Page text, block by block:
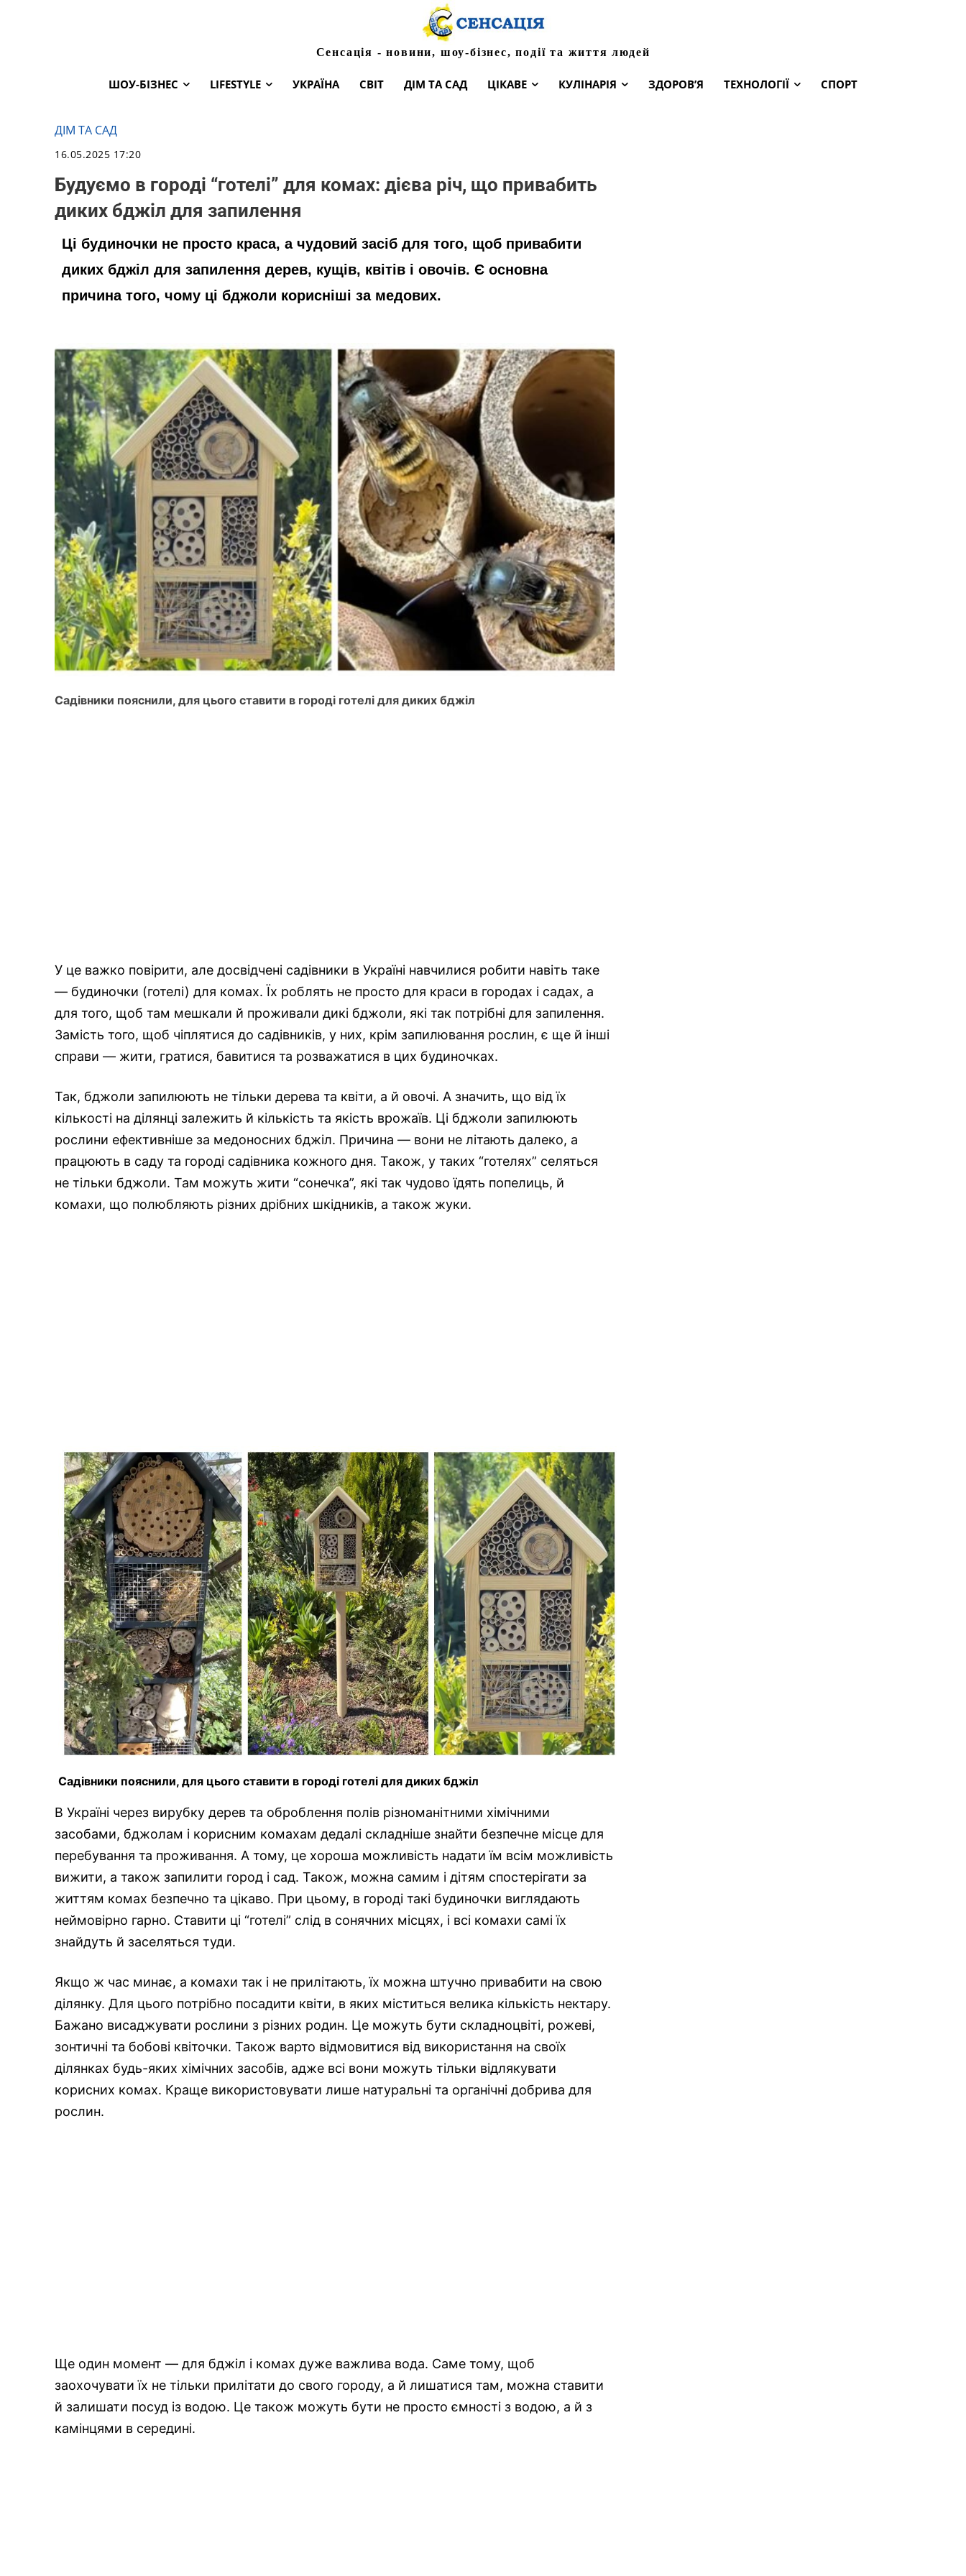
Сенсація - новини, шоу-бізнес, події та життя людей
ШОУ-БІЗНЕС LIFESTYLE УКРАЇНА СВІТ ДІМ ТА САД ЦІКАВЕ КУЛІНАРІЯ ЗДОРОВ’Я ТЕХНОЛОГІЇ СПОРТ
ДІМ ТА САД
16.05.2025 17:20
Будуємо в городі “готелі” для комах: дієва річ, що привабить
диких бджіл для запилення
Ці будиночки не просто краса, а чудовий засіб для того, щоб привабити
диких бджіл для запилення дерев, кущів, квітів і овочів. Є основна
причина того, чому ці бджоли корисніші за медових.
Садівники пояснили, для цього ставити в городі готелі для диких бджіл
У це важко повірити, але досвідчені садівники в Україні навчилися робити навіть таке
— будиночки (готелі) для комах. Їх роблять не просто для краси в городах і садах, а
для того, щоб там мешкали й проживали дикі бджоли, які так потрібні для запилення.
Замість того, щоб чіплятися до садівників, у них, крім запилювання рослин, є ще й інші
справи — жити, гратися, бавитися та розважатися в цих будиночках.
Так, бджоли запилюють не тільки дерева та квіти, а й овочі. А значить, що від їх
кількості на ділянці залежить й кількість та якість врожаїв. Ці бджоли запилюють
рослини ефективніше за медоносних бджіл. Причина — вони не літають далеко, а
працюють в саду та городі садівника кожного дня. Також, у таких “готелях” селяться
не тільки бджоли. Там можуть жити “сонечка”, які так чудово їдять попелиць, й
комахи, що полюбляють різних дрібних шкідників, а також жуки.
Садівники пояснили, для цього ставити в городі готелі для диких бджіл
В Україні через вирубку дерев та оброблення полів різноманітними хімічними
засобами, бджолам і корисним комахам дедалі складніше знайти безпечне місце для
перебування та проживання. А тому, це хороша можливість надати їм всім можливість
вижити, а також запилити город і сад. Також, можна самим і дітям спостерігати за
життям комах безпечно та цікаво. При цьому, в городі такі будиночки виглядають
неймовірно гарно. Ставити ці “готелі” слід в сонячних місцях, і всі комахи самі їх
знайдуть й заселяться туди.
Якщо ж час минає, а комахи так і не прилітають, їх можна штучно привабити на свою
ділянку. Для цього потрібно посадити квіти, в яких міститься велика кількість нектару.
Бажано висаджувати рослини з різних родин. Це можуть бути складноцвіті, рожеві,
зонтичні та бобові квіточки. Також варто відмовитися від використання на своїх
ділянках будь-яких хімічних засобів, адже всі вони можуть тільки відлякувати
корисних комах. Краще використовувати лише натуральні та органічні добрива для
рослин.
Ще один момент — для бджіл і комах дуже важлива вода. Саме тому, щоб
заохочувати їх не тільки прилітати до свого городу, а й лишатися там, можна ставити
й залишати посуд із водою. Це також можуть бути не просто ємності з водою, а й з
камінцями в середині.